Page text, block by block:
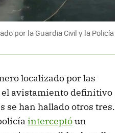
por la Guardia Civil y la Policía
localizado por las
avistamiento definitivo
se han hallado otros tres.
interceptóun